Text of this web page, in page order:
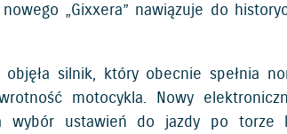
„Gixxera” nawiązuje do
objęła silnik, który obecnie spełnia
motocykla. Nowy
wybór ustawień do jazdy po torze